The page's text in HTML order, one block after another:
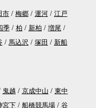
市 梅郷 運河
江戸
季 柏 新柏
増尾
馬込沢 塚田
新船
鬼越 京成中山
東中
宮下 船橋競馬場
谷